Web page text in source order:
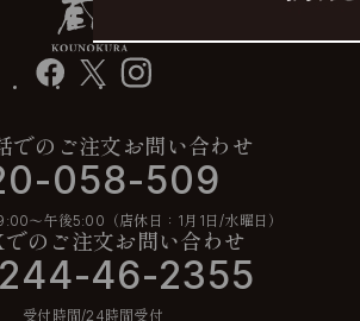
facebook instagram
でのご注文お問い合わせ
058-509
〜午後5:00（店休日：1月1日/水曜日）
のご注文お問い合わせ
46-2355
受付時間/24時間受付